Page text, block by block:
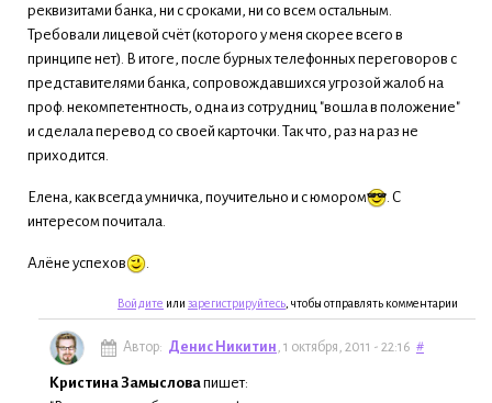
реквизитами банка, ни с сроками, ни со всем остальным.
Требовали лицевой счёт (которого у меня скорее всего в
принципе нет). В итоге, после бурных телефонных переговоров с
представителями банка, сопровождавшихся угрозой жалоб на
проф. некомпетентность, одна из сотрудниц "вошла в положение"
и сделала перевод со своей карточки. Так что, раз на раз не
приходится.
Елена, как всегда умничка, поучительно и с юмором
. С
интересом почитала.
Алёне успехов
Войдите или зарегистрируйтесь , чтобы отправлять комментарии
Автор: Денис Никитин, 1 октября, 2011 - 22:16 #
Кристина Замысловапишет: